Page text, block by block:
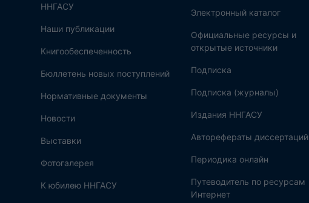
ННГАСУ
Наши публикации
Книгообеспеченность
Бюллетень новых поступлений
Нормативные документы
Новости
Выставки
Фотогалерея
К юбилею ННГАСУ
Электронный каталог
Официальные ресурсы и
открытые источники
Подписка
Подписка (журналы)
Издания ННГАСУ
Авторефераты диссертаций
Периодика онлайн
Путеводитель по ресурсам
Интернет